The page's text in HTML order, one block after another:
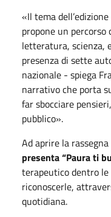
«Il tema dell’
propone un
letteratura, scienza,
presenza di sette
nazionale - spiega
narrativo che porta
far sbocciare
pubblico».
Ad aprire la rassegna
presenta “Paura ti
terapeutico dentro
riconoscerle,
quotidiana.